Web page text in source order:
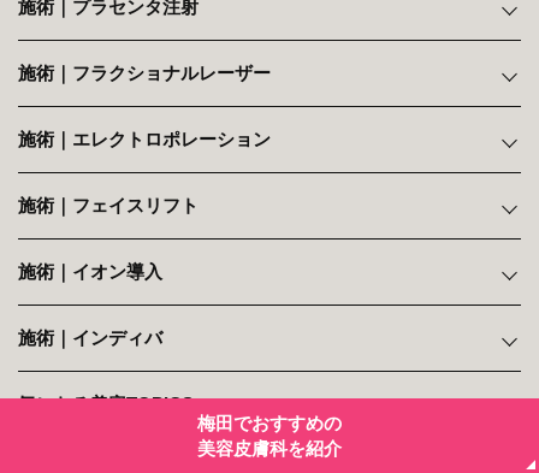
施術｜プラセンタ注射
施術｜フラクショナルレーザー
施術｜エレクトロポレーション
施術｜フェイスリフト
施術｜イオン導入
施術｜インディバ
気になる美容TOPICS
梅田でおすすめの
美容皮膚科を紹介